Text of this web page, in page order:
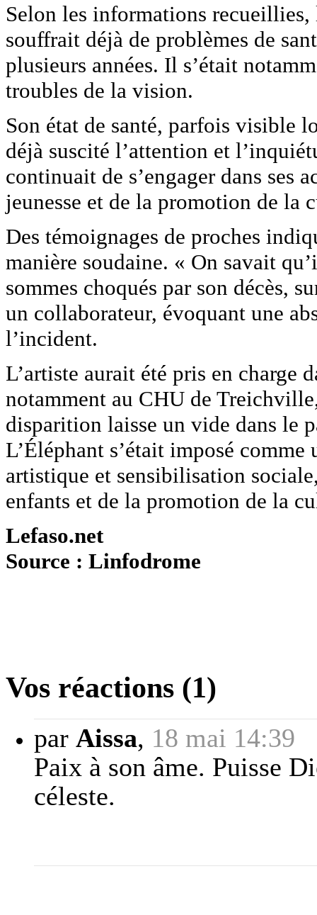
Selon les informations recueillies,
souffrait déjà de problèmes de
plusieurs années. Il s’était
troubles de la vision.
Son état de santé, parfois visible
déjà suscité l’attention et
continuait de s’engager dans ses
jeunesse et de la promotion de la
Des témoignages de proches
manière soudaine. « On savait
sommes choqués par son décès,
un collaborateur, évoquant une
l’incident.
L’artiste aurait été pris en charge
notamment au CHU de
disparition laisse un vide dans le
L’Éléphant s’était imposé
artistique et sensibilisation
enfants et de la promotion de la
Lefaso.net
Source : Linfodrome
Vos réactions (1)
par Aissa, 18 mai 14:39
Paix à son âme. Puisse
céleste.